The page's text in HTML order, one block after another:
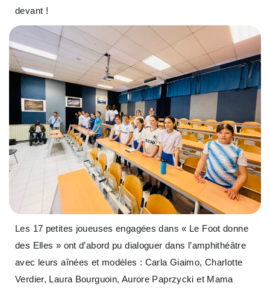
devant !
Les 17 petites joueuses engagées dans « Le Foot donne
des Elles » ont d’abord pu dialoguer dans l’amphithéâtre
avec leurs aînées et modèles : Carla Giaimo, Charlotte
Verdier, Laura Bourguoin, Aurore Paprzycki et Mama